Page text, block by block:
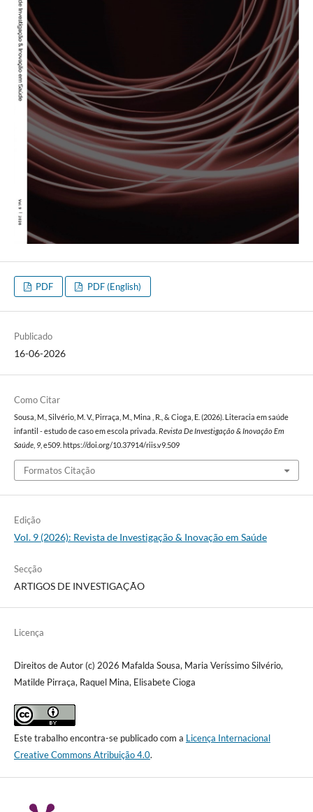
PDF PDF (English)
Publicado
16-06-2026
Como Citar
Sousa, M., Silvério, M. V., Pirraça, M., Mina , R., & Cioga, E. (2026). Literacia em saúde
infantil - estudo de caso em escola privada. Revista De Investigação & Inovação Em
Saúde, 9, e509. https://doi.org/10.37914/riis.v9.509
Formatos Citação
Edição
Vol. 9 (2026): Revista de Investigação & Inovação em Saúde
Secção
ARTIGOS DE INVESTIGAÇÃO
Licença
Direitos de Autor (c) 2026 Mafalda Sousa, Maria Veríssimo Silvério,
Matilde Pirraça, Raquel Mina, Elisabete Cioga
Este trabalho encontra-se publicado com a Licença Internacional
Creative Commons Atribuição 4.0.